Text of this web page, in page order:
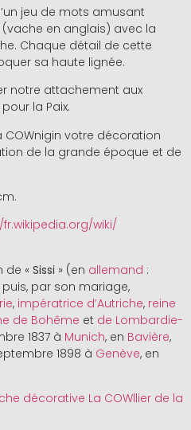
jeu de mots amusant
en anglais) avec la
Chaque détail de cette
sa haute lignée.
notre attachement aux
la Paix.
votre décoration
de la grande époque et de
wiki/
de « Sissi » (en allemand :
puis, par son mariage,
, impératrice d’Autriche, reine
de Bohême et de Lombardie-
1837 à Munich, en Bavière,
1898 à Genève, en
décorative La COWllier de la